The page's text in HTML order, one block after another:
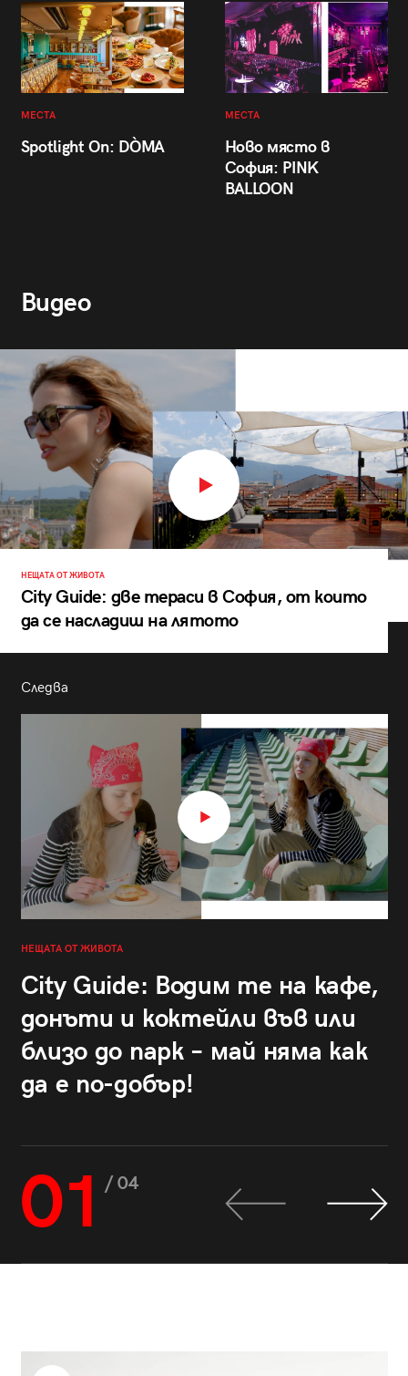
МЕСТА
Spotlight On: DÒMA
МЕСТА
Ново място в
София: PINK
BALLOON
Видео
НЕЩАТА ОТ ЖИВОТА
City Guide: две тераси в София, от които
да се насладиш на лятото
Следва
НЕЩАТА ОТ ЖИВОТА
City Guide: Водим те на кафе,
донъти и коктейли във или
близо до парк – май няма как
да е по-добър!
01 / 04